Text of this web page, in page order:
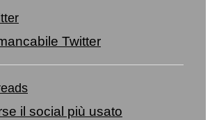
Twitter
il social più usato